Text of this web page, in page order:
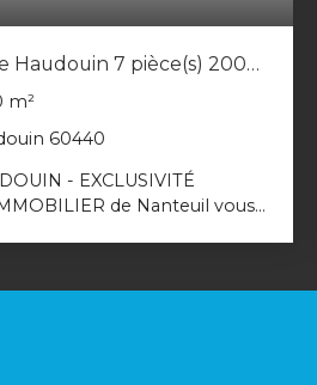
Haudouin 7 pièce(s) 200
m²
60440
- EXCLUSIVITÉ
de Nanteuil vous